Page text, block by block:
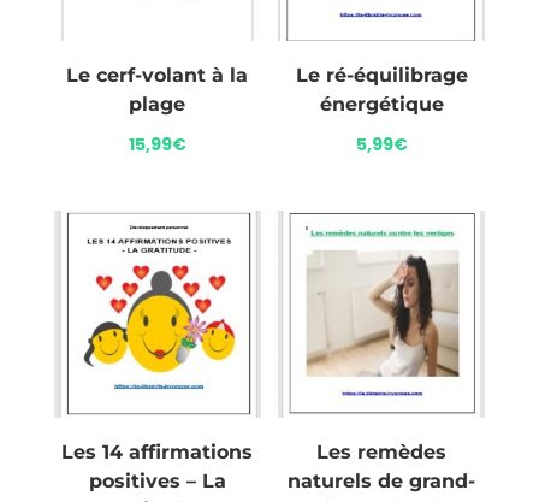
Le cerf-volant à la
plage
15,99€
Le ré-équilibrage
énergétique
5,99€
Les 14 affirmations
positives – La
Les remèdes
naturels de grand-